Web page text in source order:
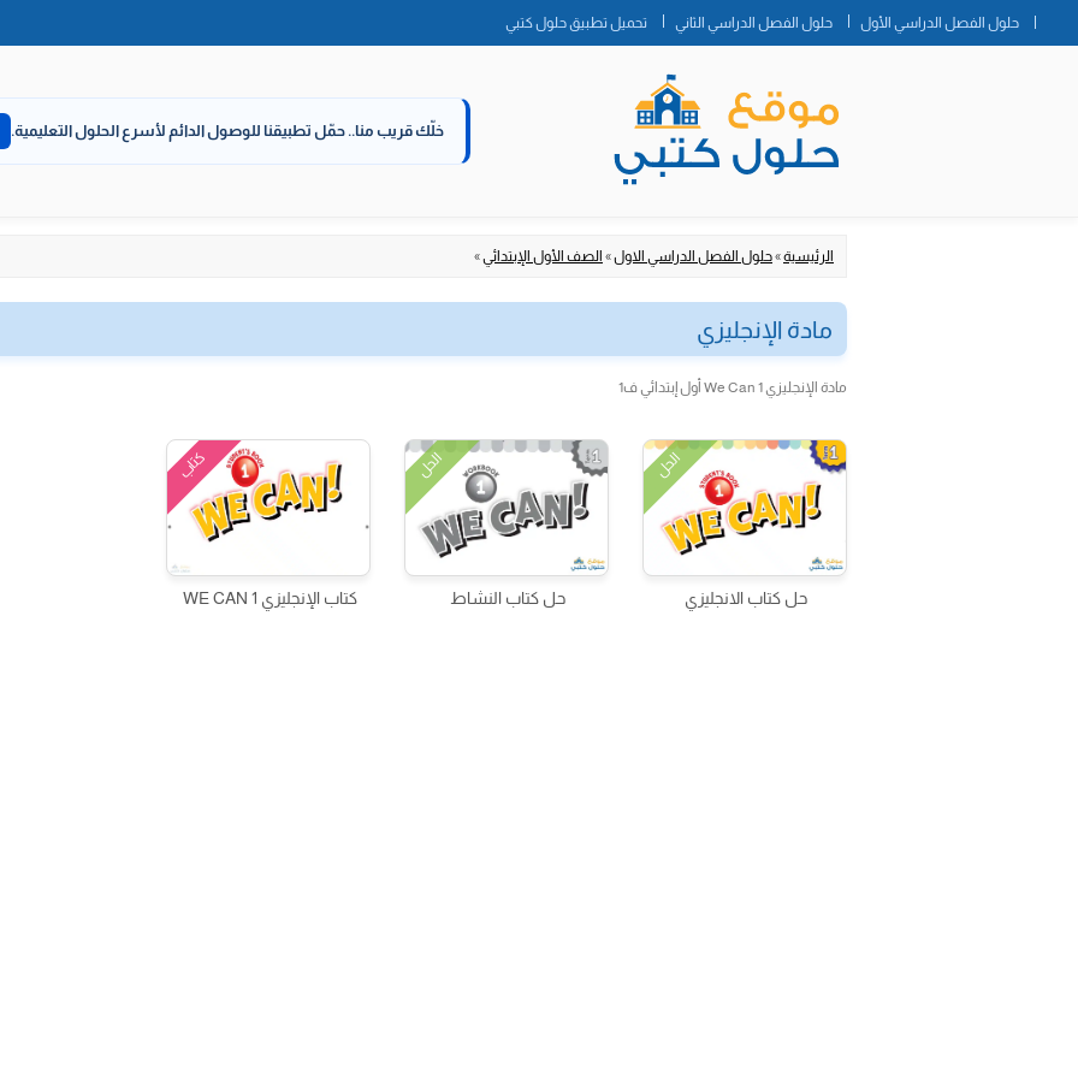
حلول الفصل الدراسي الأول حلول الفصل الدراسي الثاني تحميل تطبيق حلول كتبي
خلّك قريب منا.. حمّل تطبيقنا للوصول الدائم لأسرع الحلول التعليمية.
الرئيسية»حلول الفصل الدراسي الاول» الصف الأول الإبتدائي»
مادة الإنجليزي
مادة الإنجليزي We Can 1 أول إبتدائي ف1
الحل
حل كتاب الانجليزي
الحل
حل كتاب النشاط
كتاب
كتاب الإنجليزي WE CAN 1